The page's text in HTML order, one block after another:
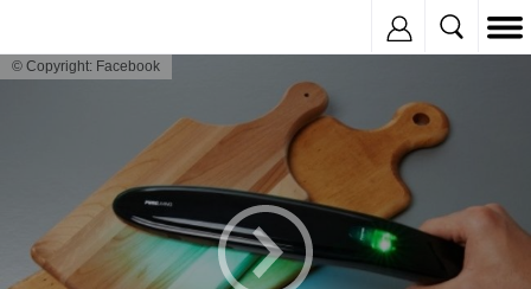
© Copyright: Facebook